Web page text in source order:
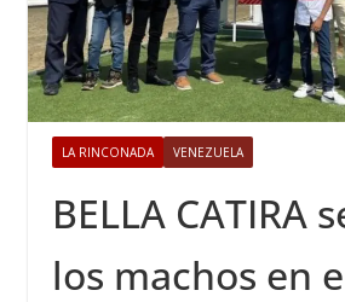
LA RINCONADA VENEZUELA
BELLA CATIRA
los machos en